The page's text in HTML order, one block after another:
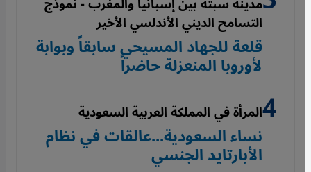
التسامح الديني الأندلسي الأخير
قلعة للجهاد المسيحي سابقاً وبوابة
لأوروبا المنعزلة حاضراً
المرأة في المملكة العربية السعودية
نساء السعودية...عالقات في نظام
الأبارتايد الجنسي